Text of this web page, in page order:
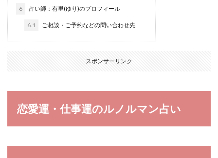
6 占い師：有里(ゆり)のプロフィール
6.1 ご相談・ご予約などの問い合わせ先
スポンサーリンク
恋愛運・仕事運のルノルマン占い